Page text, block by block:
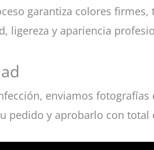
garantiza colores
ligereza y apariencia
enviamos
pedido y aprobarlo con total